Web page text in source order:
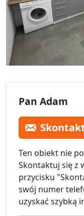
Pan Adam
Ten obiekt nie
Skontaktuj się z
przycisku
swój numer
uzyskać szybką